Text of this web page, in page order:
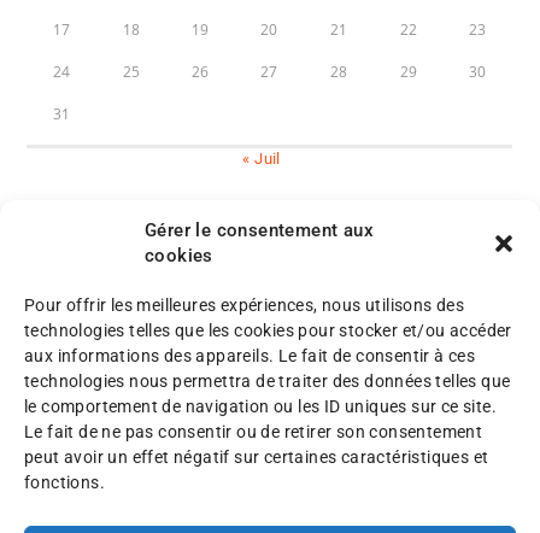
Gérer le consentement aux
cookies
Pour offrir les meilleures expériences, nous utilisons des
technologies telles que les cookies pour stocker et/ou accéder
aux informations des appareils. Le fait de consentir à ces
technologies nous permettra de traiter des données telles que
le comportement de navigation ou les ID uniques sur ce site.
Le fait de ne pas consentir ou de retirer son consentement
peut avoir un effet négatif sur certaines caractéristiques et
fonctions.
17 18 19 20 21 22 23
24 25 26 27 28 29 30
31
« Juil
©
A
F
A
F
M
e
n
t
i
o
n
s
P
l
a
n
d